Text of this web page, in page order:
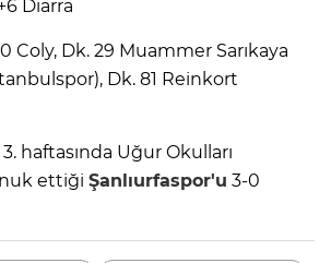
Diarra
Coly, Dk. 29 Muammer Sarıkaya
Dk. 81 Reinkort
haftasında Uğur Okulları
ettiği Şanlıurfaspor'u 3-0